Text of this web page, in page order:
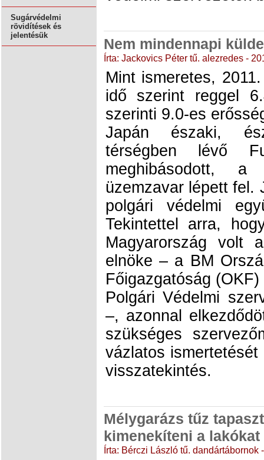
Sugárvédelmi
rövidítések és
jelentésük
Nem mindennapi
Írta: Jackovics Péter tű. alezredes -
Mint ismeretes,
idő szerint reggel
szerinti 9.0-es
Japán északi,
térségben lévő
meghibásodott, a
üzemzavar lépett fel.
polgári védelmi
Tekintettel arra,
Magyarország volt
elnöke – a BM
Főigazgatóság
Polgári Védelmi
–, azonnal
szükséges
vázlatos
visszatekintés.
Mélygarázs tűz
kimenekíteni a lakókat
Írta: Bérczi László tű. dandártábornok